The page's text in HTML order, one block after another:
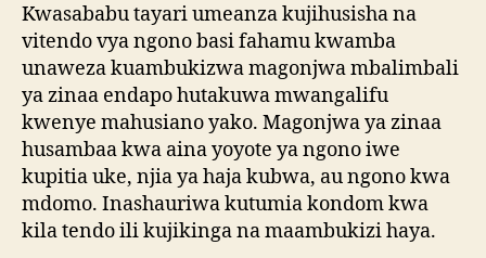
Kwasababu tayari umeanza kujihusisha na
vitendo vya ngono basi fahamu kwamba
unaweza kuambukizwa magonjwa mbalimbali
ya zinaa endapo hutakuwa mwangalifu
kwenye mahusiano yako. Magonjwa ya zinaa
husambaa kwa aina yoyote ya ngono iwe
kupitia uke, njia ya haja kubwa, au ngono kwa
mdomo. Inashauriwa kutumia kondom kwa
kila tendo ili kujikinga na maambukizi haya.